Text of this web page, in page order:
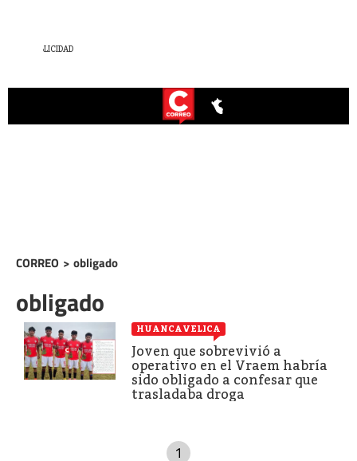
CORREO > obligado
obligado
HUANCAVELICA
Joven que sobrevivió a
operativo en el Vraem habría
sido obligado a confesar que
trasladaba droga
1